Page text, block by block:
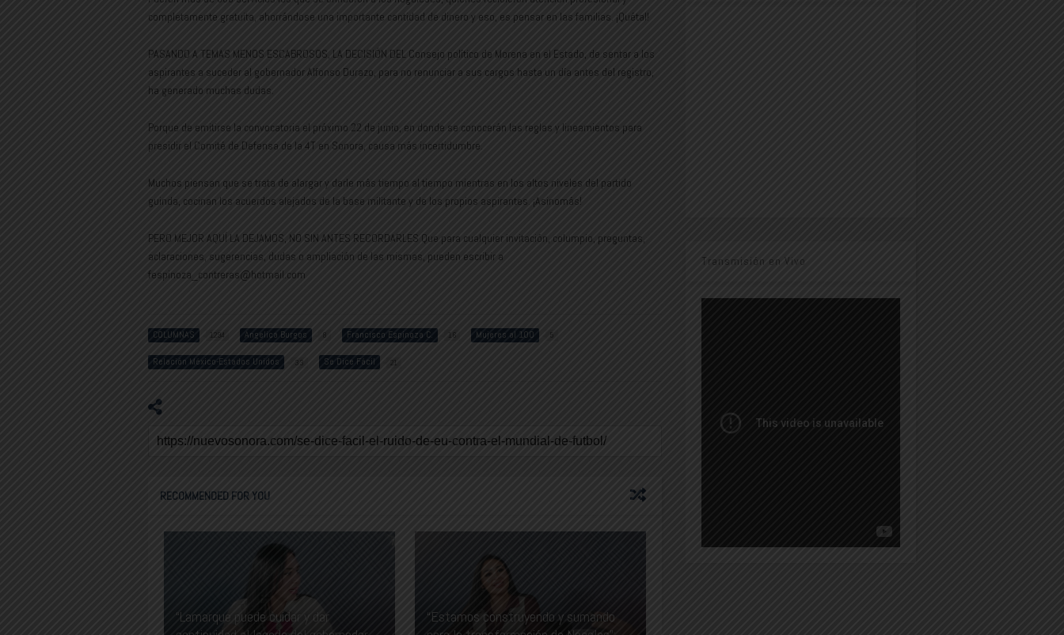
completamente gratuita, ahorrándose una importante cantidad de dinero y eso, es pensar en las familias. ¡Quétal!
PASANDO A TEMAS MENOS ESCABROSOS, LA DECISIÓN DEL Consejo político de Morena en el Estado, de sentar a los
aspirantes a suceder al gobernador Alfonso Durazo, para no renunciar a sus cargos hasta un día antes del registro,
ha generado muchas dudas.
Porque de emitirse la convocatoria el próximo 22 de junio, en donde se conocerán las reglas y lineamientos para
presidir el Comité de Defensa de la 4T en Sonora, causa más incertidumbre.
Muchos piensan que se trata de alargar y darle más tiempo al tiempo mientras en los altos niveles del partido
guinda, cocinan los acuerdos alejados de la base militante y de los propios aspirantes. ¡Asinomás!
PERO MEJOR AQUÍ LA DEJAMOS, NO SIN ANTES RECORDARLES Que para cualquier invitación, columpio, preguntas,
aclaraciones, sugerencias, dudas o ampliación de las mismas, pueden escribir a
fespinoza_contreras@hotmail.com
COLUMNAS 1294 Angelica Burgos 8 Francisco Espinoza C. 16 Mujeres al 100 5
Relación México-Estados Unidos 33 Se Dice Fácil 21
RECOMMENDED FOR YOU
“Lamarque puede cuidar y dar
“Estamos construyendo y sumando
Transmisión en Vivo